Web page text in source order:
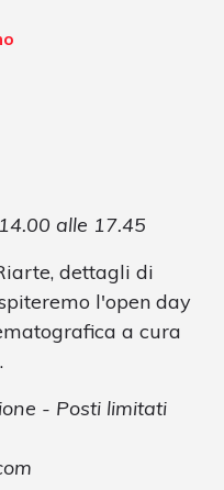
alle 17.45
dettagli di
l'open day
a cura
- Posti limitati